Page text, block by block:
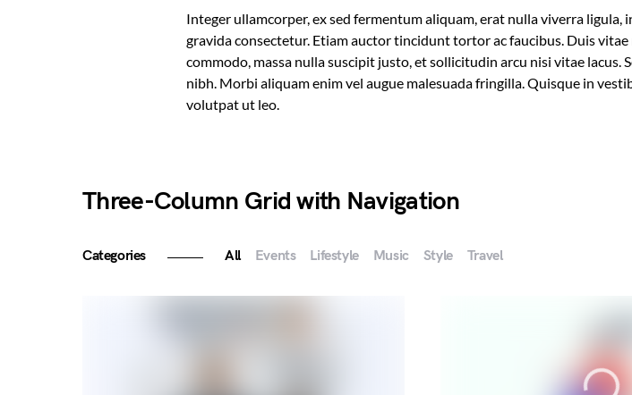
Integer ullamcorper, ex sed fermentum aliquam, erat nulla viverra ligula,
gravida consectetur. Etiam auctor tincidunt tortor ac faucibus. Duis
commodo, massa nulla suscipit justo, et sollicitudin arcu nisi vitae
nibh. Morbi aliquam enim vel augue malesuada fringilla. Quisque in
volutpat ut leo.
Three-Column Grid with Navigation
Categories All Events Lifestyle Music Style Travel